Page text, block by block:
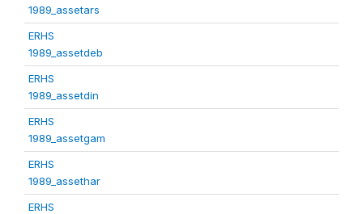
1989_assetars
ERHS
1989_assetdeb
ERHS
1989_assetdin
ERHS
1989_assetgam
ERHS
1989_assethar
ERHS